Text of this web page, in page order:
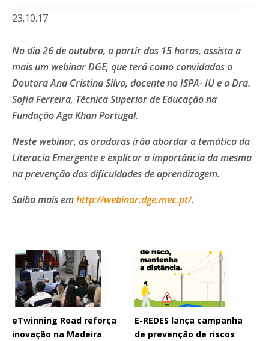
23.10.17
No dia 26 de outubro, a partir das 15 horas, assista a
mais um webinar DGE, que terá como convidadas a
Doutora Ana Cristina Silva, docente no ISPA- IU e a Dra.
Sofia Ferreira, Técnica Superior de Educação na
Fundação Aga Khan Portugal.
Neste webinar, as oradoras irão abordar a temática da
Literacia Emergente e explicar a importância da mesma
na prevenção das dificuldades de aprendizagem.
Saiba mais emhttp://webinar.dge.mec.pt/.
eTwinning Road reforça
inovação na Madeira
E-REDES lança campanha
de prevenção de riscos